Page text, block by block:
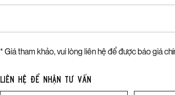
* Giá tham khảo, vui lòng liên hệ để được báo giá
Liên hệ để nhận tư vấn